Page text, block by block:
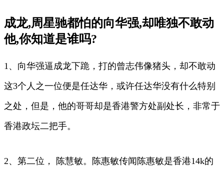
成龙,周星驰都怕的向华强,却唯独不敢动
他,你知道是谁吗?
1、向华强逼成龙下跪，打的曾志伟像猪头，却不敢动
这3个人之一位便是任达华，或许任达华没有什么特别
之处，但是，他的哥哥却是香港警方处副处长，非常于
香港政坛二把手。
2、第二位， 陈慧敏。陈惠敏传闻陈惠敏是香港14k的